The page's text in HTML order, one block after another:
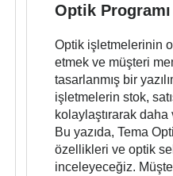
Optik
Optik işletmelerinin
etmek ve müşteri
tasarlanmış bir
işletmelerin stok,
kolaylaştırarak daha
Bu yazıda, Tema
özellikleri ve optik
inceleyeceğiz.